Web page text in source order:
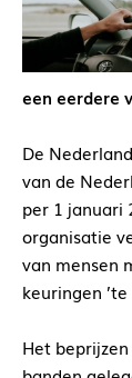
een eerdere
De
van de
per 1 januari
organisatie
van mensen
keuringen ’te
Het